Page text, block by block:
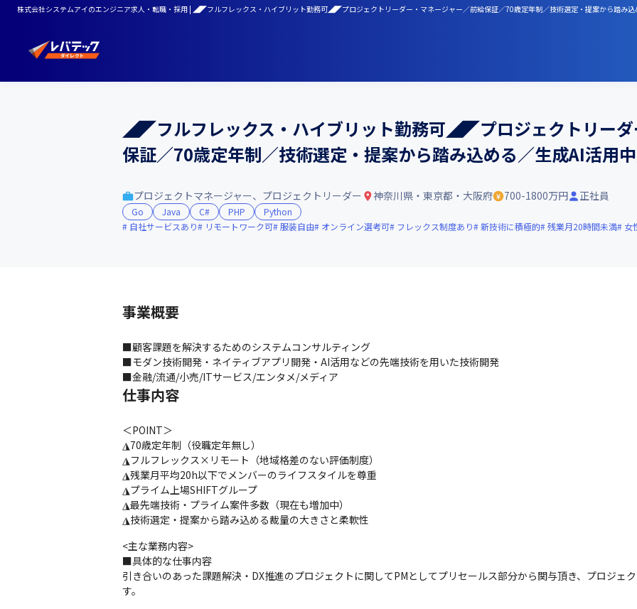
株式会社システムアイのエンジニア求人・転職・採用 | ◢◤フルフレックス・ハイブリット勤務可◢◤プロジェクトリーダー・マネージャー／前給保証／70歳定年制／技術選定・提案から踏み込
◢◤フルフレックス・ハイブリット勤務可◢◤プロジェクトリーダ
保証／70歳定年制／技術選定・提案から踏み込める／生成AI活用
プロジェクトマネージャー、プロジェクトリーダー 神奈川県・東京都・大阪府 700-1800万円 正社員
Go Java C# PHP
Python
自社サービスあり
リモートワーク可 服装自由 オンライン選考可 フレックス制度あり 新技術に積極的 残業月20時間未満 女
事業概要
■顧客課題を解決するためのシステムコンサルティング
■モダン技術開発・ネイティブアプリ開発・AI活用などの先端技術を用いた技術開発
■金融/流通/小売/ITサービス/エンタメ/メディア
仕事内容
＜POINT＞
◮70歳定年制（役職定年無し）
◮フルフレックス×リモート（地域格差のない評価制度）
◮残業月平均20h以下でメンバーのライフスタイルを尊重
◮プライム上場SHIFTグループ
◮最先端技術・プライム案件多数（現在も増加中）
◮技術選定・提案から踏み込める裁量の大きさと柔軟性
<主な業務内容>
■具体的な仕事内容
引き合いのあった課題解決・DX推進のプロジェクトに関してPMとしてプリセールス部分から関与頂き、プロジェ
す。